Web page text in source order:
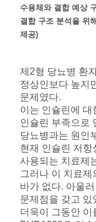
수용체와 결합 예상
결합 구조 분석을 위
제공)
제2형 당뇨병 환
정상인보다 높지
문제였다.
이는 인슐린에 대
인슐린 부족으로
당뇨병과는 원인
현재 인슐린 저항
사용되는 치료제
그러나 이 치료제
바가 없다. 아울
문제점을 갖고 있
더욱이 그동안 이